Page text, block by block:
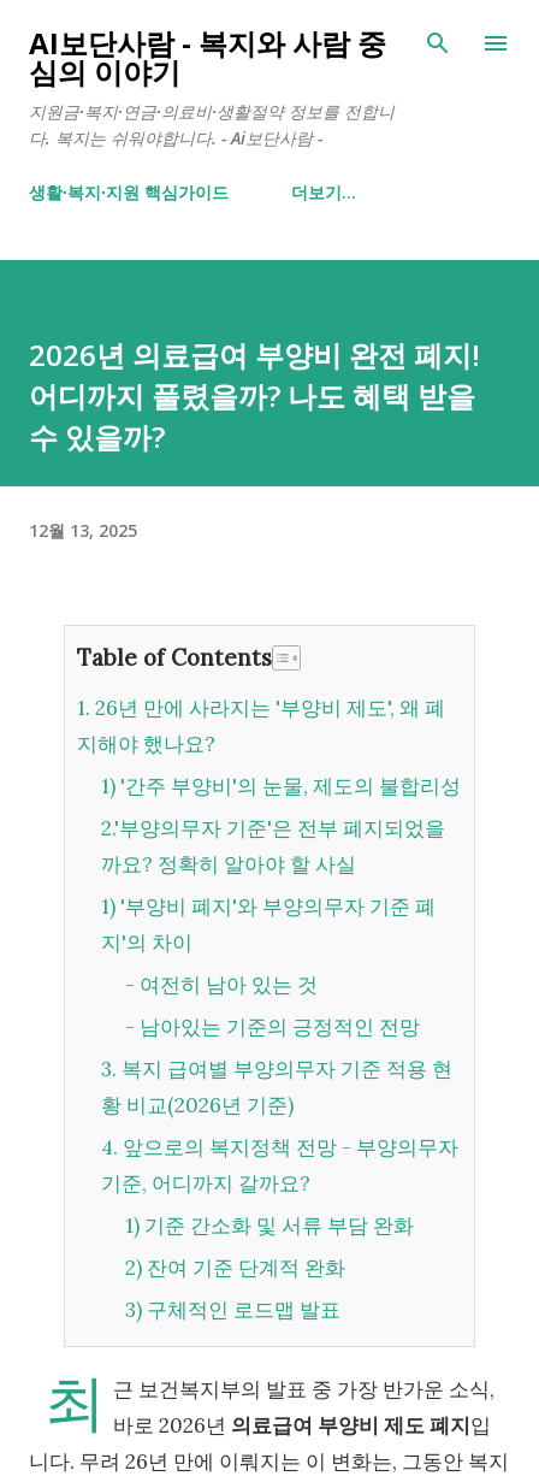
기본 콘텐츠로 건너뛰기
AI보단사람 - 복지와 사람 중
심의 이야기
지원금·복지·연금·의료비·생활절약 정보를 전합니
다. 복지는 쉬워야합니다. - Ai보단사람 -
생활∙복지∙지원 핵심가이드 더보기…
2026년 의료급여 부양비 완전 폐지!
어디까지 풀렸을까? 나도 혜택 받을
수 있을까?
12월 13, 2025
Table of Contents
1. 26년 만에 사라지는 '부양비 제도', 왜 폐
지해야 했나요?
1) '간주 부양비'의 눈물, 제도의 불합리성
2.'부양의무자 기준'은 전부 폐지되었을
까요? 정확히 알아야 할 사실
1) '부양비 폐지'와 부양의무자 기준 폐
지'의 차이
- 여전히 남아 있는 것
- 남아있는 기준의 긍정적인 전망
3. 복지 급여별 부양의무자 기준 적용 현
황 비교(2026년 기준)
4. 앞으로의 복지정책 전망 - 부양의무자
기준, 어디까지 갈까요?
1) 기준 간소화 및 서류 부담 완화
2) 잔여 기준 단계적 완화
3) 구체적인 로드맵 발표
최
근 보건복지부의 발표 중 가장 반가운 소식,
바로 2026년 의료급여 부양비 제도 폐지입
니다. 무려 26년 만에 이뤄지는 이 변화는, 그동안 복지